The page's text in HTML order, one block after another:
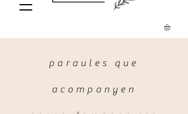
paraules que
acompanyen